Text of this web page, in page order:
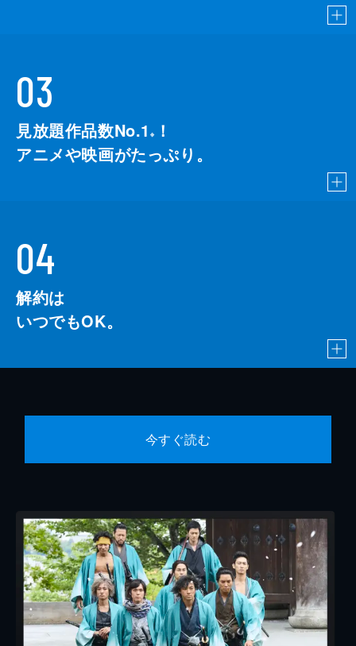
03
見放題作品数No.1 ※
！
アニメや映画がたっぷり。
04
解約は
いつでもOK。
今すぐ読む